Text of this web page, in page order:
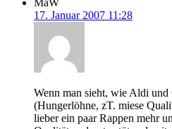
17. Januar 2007 11:28
Wenn man sieht, wie Aldi und
(Hungerlöhne, zT. miese
lieber ein paar Rappen mehr